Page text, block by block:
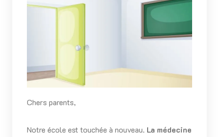
Chers parents,
Notre école est touchée à nouveau. La médecine